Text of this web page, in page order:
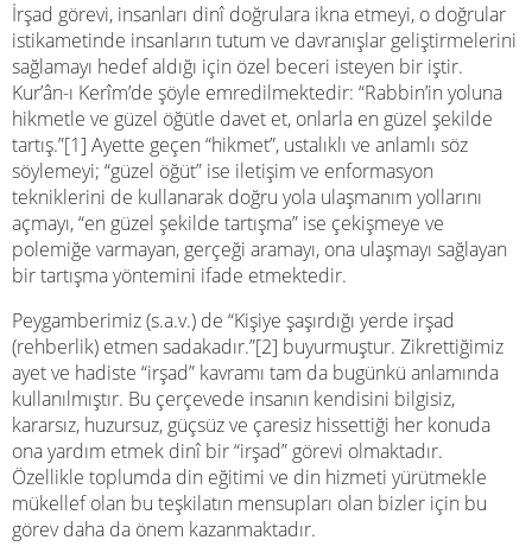
İrşad görevi, insanları dinî doğrulara ikna etmeyi, o doğrular
istikametinde insanların tutum ve davranışlar geliştirmelerini
sağlamayı hedef aldığı için özel beceri isteyen bir iştir.
Kur’ân-ı Kerîm’de şöyle emredilmektedir: “Rabbin’in yoluna
hikmetle ve güzel öğütle davet et, onlarla en güzel şekilde
tartış.”[1] Ayette geçen “hikmet”, ustalıklı ve anlamlı söz
söylemeyi; “güzel öğüt” ise iletişim ve enformasyon
tekniklerini de kullanarak doğru yola ulaşmanım yollarını
açmayı, “en güzel şekilde tartışma” ise çekişmeye ve
polemiğe varmayan, gerçeği aramayı, ona ulaşmayı sağlayan
bir tartışma yöntemini ifade etmektedir.
Peygamberimiz (s.a.v.) de “Kişiye şaşırdığı yerde irşad
(rehberlik) etmen sadakadır.”[2] buyurmuştur. Zikrettiğimiz
ayet ve hadiste “irşad” kavramı tam da bugünkü anlamında
kullanılmıştır. Bu çerçevede insanın kendisini bilgisiz,
kararsız, huzursuz, güçsüz ve çaresiz hissettiği her konuda
ona yardım etmek dinî bir “irşad” görevi olmaktadır.
Özellikle toplumda din eğitimi ve din hizmeti yürütmekle
mükellef olan bu teşkilatın mensupları olan bizler için bu
görev daha da önem kazanmaktadır.